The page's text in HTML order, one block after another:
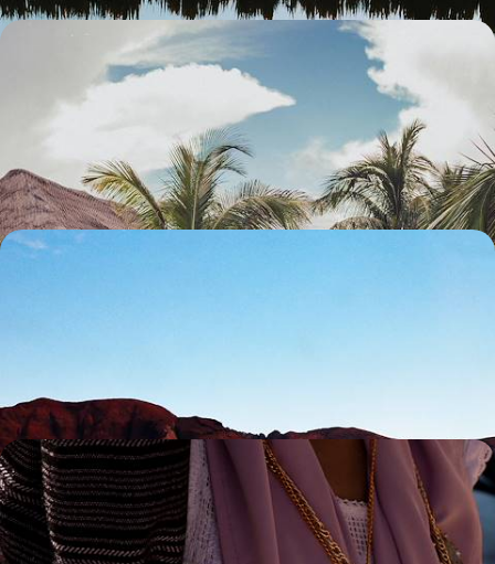
Tête-à-tête dans le Yucatán - Cités coloniales et
douceur caribéenne
Vivre l’essentiel du Yucatán à deux ; de cités mayas en villes coloniales,
faire escale dans de petites adresses de charme
12 jours, de 4100 à 5500 €
Mexico, le Chiapas et le Yucatán - Cité mythique,
grands sites préhispaniques et douceur Caraïbe
Parcourir un pays incroyablement varié et riche, dans sa nature
comme dans ses cultures, dans son actualité et dans son histoire